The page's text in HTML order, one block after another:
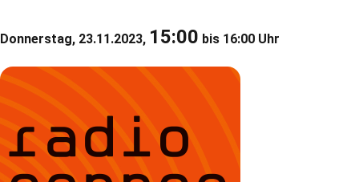
Donnerstag, 23.11.2023, 15:00 bis 16:00 Uhr